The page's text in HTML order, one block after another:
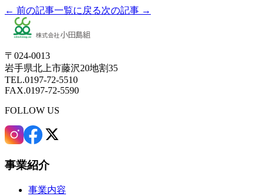
← 前の記事一覧に戻る次の記事 →
〒024-0013
岩手県北上市藤沢20地割35
TEL.0197-72-5510
FAX.0197-72-5590
FOLLOW US
事業紹介
事業内容